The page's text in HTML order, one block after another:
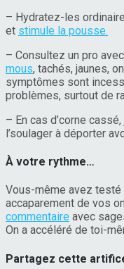
– Hydratez-les
et stimule la pousse.
– Consultez un pro
mous, tachés, jaunes,
symptômes sont
problèmes, surtout de
– En cas d’corne cassé,
l’soulager à déporter
À votre rythme…
Vous-même avez
accaparement de vos
commentaire avec
On a accéléré de toi-
Partagez cette